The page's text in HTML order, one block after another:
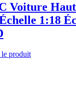
Voiture
1:18
produit